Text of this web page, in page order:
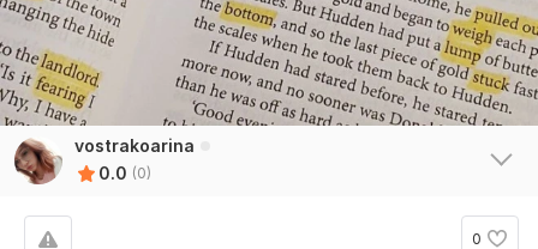
vostrakoarina
0.0 (0)
0